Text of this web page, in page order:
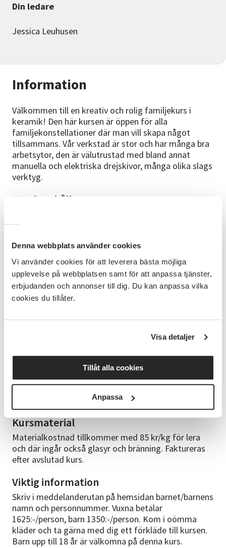
Denna webbplats använder cookies
Vi använder cookies för att leverera bästa möjliga
upplevelse på webbplatsen samt för att anpassa tjänster,
erbjudanden och annonser till dig. Du kan anpassa vilka
cookies du tillåter.
Visa detaljer
Tillåt alla cookies
Anpassa
Information
Välkommen till en kreativ och rolig familjekurs i
keramik! Den här kursen är öppen för alla
familjekonstellationer där man vill skapa något
tillsammans. Vår verkstad är stor och har många bra
arbetsytor, den är välutrustad med bland annat
manuella och elektriska drejskivor, många olika slags
verktyg.
Kursinnehåll
Du får arbeta med moment som är anpassade efter
även goda möjligheter till att dreja. Ni kommer att få
prova på olika sorters stengodslera och kan välj
bland ett brett sortiment av våra glasyrer.
Förkunskap
kursen.
Jessica är keramiker med lång erfarenhet att hålla
kurser i keramik. Hon har haft kurser på
Studieförbundet Vuxenskolan i över 20 år och är
utbildad på Östra Greviefolkhögskola och Konstfack
Kursmaterial
Materialkostnad tillkommer med 85 kr/kg för lera
och där ingår också glasyr och bränning. Faktureras
efter avslutad kurs.
Viktig information
Skriv i meddelanderutan på hemsidan barnet/barnens
namn och personnummer. Vuxna betalar
1625:-/person, barn 1350:-/person. Kom i oömma
kläder och ta gärna med dig ett förkläde till kursen.
Barn upp till 18 år är välkomna på denna kurs.
Din ledare
Jessica Leuhusen